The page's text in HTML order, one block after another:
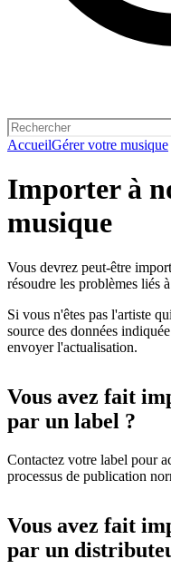
AccueilGérer votre musique
Importer à
musique
Vous devrez peut-être
résoudre les problèmes liés
Si vous n'êtes pas l'artiste
source des données
envoyer l'actualisation.
Vous avez fait
par un label ?
Contactez votre label pour
processus de publication
Vous avez fait
par un